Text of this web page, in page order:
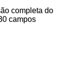
completa do
campos